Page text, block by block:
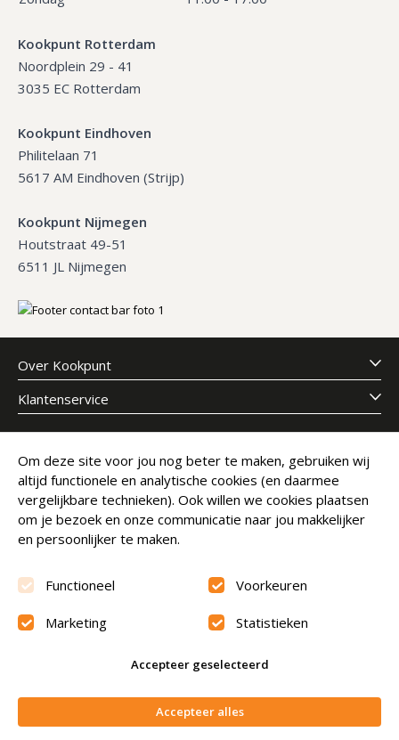
In winkelwagen
Kookpunt Rotterdam
Noordplein 29 - 41
3035 EC Rotterdam
Kookpunt Eindhoven
Philitelaan 71
5617 AM Eindhoven (Strijp)
Kookpunt Nijmegen
Houtstraat 49-51
6511 JL Nijmegen
Over Kookpunt
Klantenservice
Meld je aan voor onze nieuwsbrief
E-mailadres
Abonneer
Beoordeling9.6
© Copyright 2026 Kookpunt.nl|Algemene voorwaarden
Privacyverklaring|Cookies
Om deze site voor jou nog beter te maken, gebruiken wij
altijd functionele en analytische cookies (en daarmee
vergelijkbare technieken). Ook willen we cookies plaatsen
om je bezoek en onze communicatie naar jou makkelijker
en persoonlijker te maken.
Functioneel Voorkeuren
Marketing Statistieken
Accepteer geselecteerd
Accepteer alles